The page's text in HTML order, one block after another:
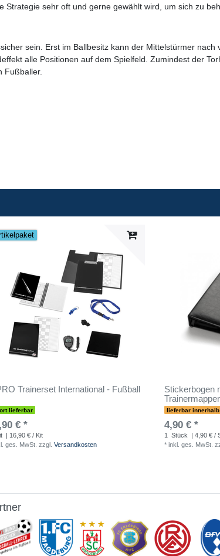
sehr oft und gerne gewählt wird, um sich zu
sein. Erst im Ballbesitz kann der Mittelstürmer nach
alle Positionen auf dem Spielfeld. Zumindest der
Fußballer.
Trainerset International - Fußball
lieferbar
€ *
| 16,90 € / Kit
ges. MwSt. zzgl. Versandkosten
Stickerbogen
lieferbar
4,90 € *
1 Stück
| 4,90 € /
* inkl. ges. MwSt.